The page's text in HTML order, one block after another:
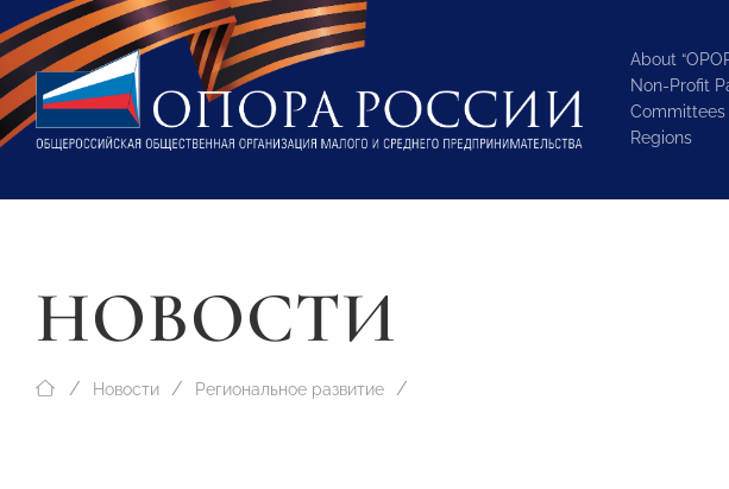
About
Non-Profit
Committees
Regions
НОВОСТИ
Новости Региональное развитие